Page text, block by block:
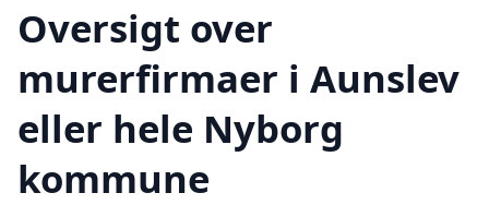
Oversigt over
murerfirmaer i Aunslev
eller hele Nyborg
kommune